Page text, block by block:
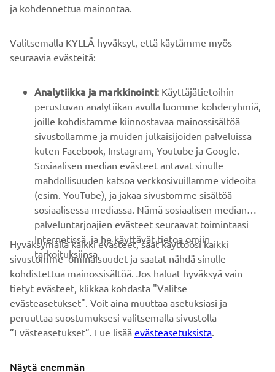
YRITYS
YAMAHA MUUALLA
ASIAKASTUKI
UUTISKIRJE
Ole ensimmäinen, joka kuulee uusimmista tarjouksista,
erikoistapahtumista, uusista julkaisuista ja paljon muuta...
TILAA
Lue tietosuojakäytäntömme saadaksesi tietää, miten
Tietosuoja ja evästeet -sivustolta
ja kohdennettua mainontaa.
Valitsemalla KYLLÄ hyväksyt, että käytämme myös
seuraavia evästeitä:
Analytiikka ja markkinointi: Käyttäjätietoihin
perustuvan analytiikan avulla luomme kohderyhmiä,
joille kohdistamme kiinnostavaa mainossisältöä
sivustollamme ja muiden julkaisijoiden palveluissa
kuten Facebook, Instagram, Youtube ja Google.
Sosiaalisen median evästeet antavat sinulle
mahdollisuuden katsoa verkkosivuillamme videoita
(esim. YouTube), ja jakaa sivustomme sisältöä
sosiaalisessa mediassa. Nämä sosiaalisen median
palveluntarjoajien evästeet seuraavat toimintaasi
Internetissä, ja he käyttävät tietoa omiin
tarkoituksiinsa.
Hyväksymällä kaikki evästeet, saat käyttöösi kaikki
sivustomme ominaisuudet ja saatat nähdä sinulle
kohdistettua mainossisältöä. Jos haluat hyväksyä vain
tietyt evästeet, klikkaa kohdasta "Valitse
evästeasetukset". Voit aina muuttaa asetuksiasi ja
peruuttaa suostumuksesi valitsemalla sivustolla
”Evästeasetukset”. Lue lisää evästeasetuksista
Näytä enemmän